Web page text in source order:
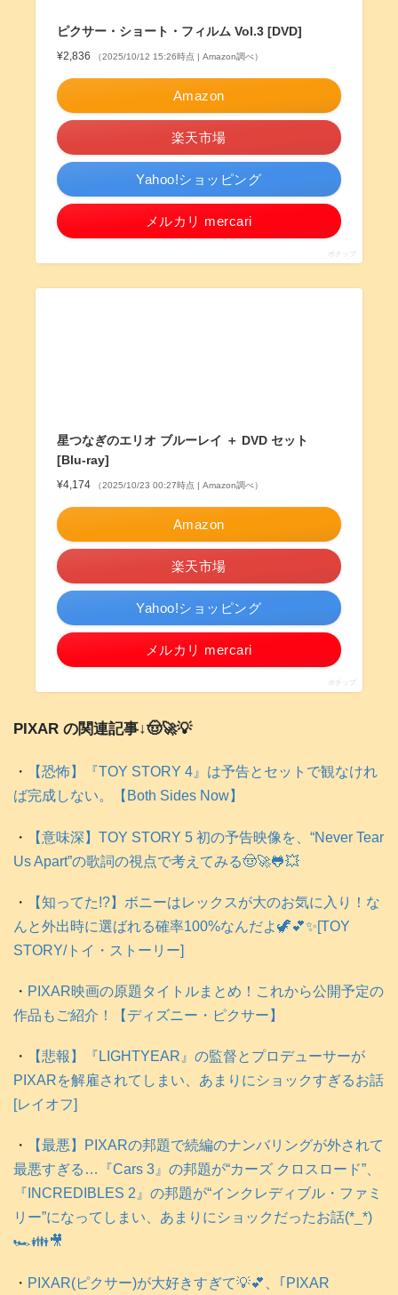
ピクサー・ショート・フィルム Vol.3 [DVD]
¥2,836 （2025/10/12 15:26時点 | Amazon調べ）
Amazon
楽天市場
Yahoo!ショッピング
メルカリ mercari
ポチップ
星つなぎのエリオ ブルーレイ ＋ DVD セット
[Blu-ray]
¥4,174 （2025/10/23 00:27時点 | Amazon調べ）
Amazon
楽天市場
Yahoo!ショッピング
メルカリ mercari
ポチップ
PIXAR の関連記事↓🤠🚀💡
・
【恐怖】『TOY STORY 4』は予告とセットで観なけれ
ば完成しない。【Both Sides Now】
・
【意味深】TOY STORY 5 初の予告映像を、“Never Tear
Us Apart”の歌詞の視点で考えてみる🤠🚀🐸💥
・
【知ってた!?】ボニーはレックスが大のお気に入り！な
んと外出時に選ばれる確率100%なんだよ🦖💕✨️[TOY
STORY/トイ・ストーリー]
・ PIXAR映画の原題タイトルまとめ！これから公開予定の
作品もご紹介！【ディズニー・ピクサー】
・
【悲報】『LIGHTYEAR』の監督とプロデューサーが
PIXARを解雇されてしまい、あまりにショックすぎるお話
[レイオフ]
・
【最悪】PIXARの邦題で続編のナンバリングが外されて
最悪すぎる…『Cars 3』の邦題が“カーズ クロスロード”、
『INCREDIBLES 2』の邦題が“インクレディブル・ファミ
リー”になってしまい、あまりにショックだったお話(*_*)
🏎️👪️🎥
・ PIXAR(ピクサー)が大好きすぎて💡💕、｢PIXAR